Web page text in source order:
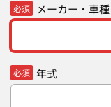
必須 メーカー・車種
必須 年式